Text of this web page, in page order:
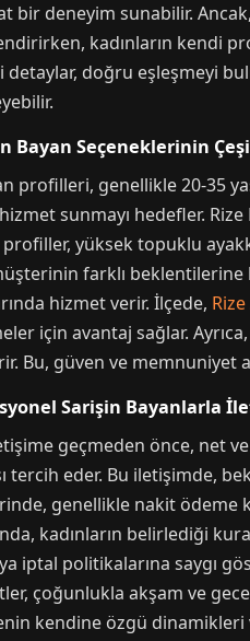
bir deneyim sunabilir.
kadınların kendi
doğru eşleşmeyi
Bayan Seçeneklerinin
profilleri, genellikle 20-35
sunmayı hedefler.
yüksek topuklu
farklı
hizmet verir. İlçede,
için avantaj sağlar.
Bu, güven ve memnuniyet
Sarişin Bayanlarla
geçmeden önce, net
tercih eder. Bu iletişimde,
genellikle nakit ödeme
kadınların belirlediği
iptal politikalarına saygı
çoğunlukla akşam ve
kendine özgü dinamikleri